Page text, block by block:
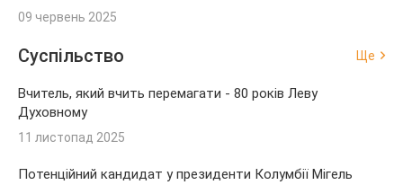
09 червень 2025
Суспільство Ще
Вчитель, який вчить перемагати - 80 років Леву
Духовному
11 листопад 2025
Потенційний кандидат у президенти Колумбії Мігель